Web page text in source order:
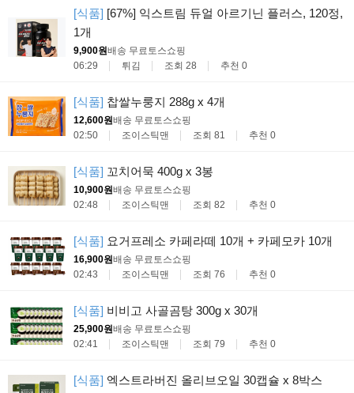
[식품] [67%] 익스트림 듀얼 아르기닌 플러스, 120정,
1개
9,900원배송 무료 토스쇼핑
06:29
튀김 조회 28 추천 0
[식품] 찹쌀누룽지 288g x 4개
12,600원배송 무료 토스쇼핑
02:50
조이스틱맨 조회 81 추천 0
[식품] 꼬치어묵 400g x 3봉
10,900원배송 무료 토스쇼핑
02:48
조이스틱맨 조회 82 추천 0
[식품] 요거프레소 카페라떼 10개 + 카페모카 10개
16,900원배송 무료 토스쇼핑
02:43
조이스틱맨 조회 76 추천 0
[식품] 비비고 사골곰탕 300g x 30개
25,900원배송 무료 토스쇼핑
02:41
조이스틱맨 조회 79 추천 0
[식품] 엑스트라버진 올리브오일 30캡슐 x 8박스